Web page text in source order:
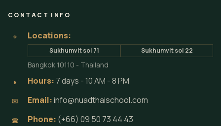
CONTACT INFO
⌖ Locations:
Sukhumvit soi 71 Sukhumvit soi 22
Bangkok 10110 - Thailand
◗ Hours: 7 days - 10 AM - 8 PM
✉ Email:info@nuadthaischool.com
☎ Phone: (+66) 09 50 73 44 43